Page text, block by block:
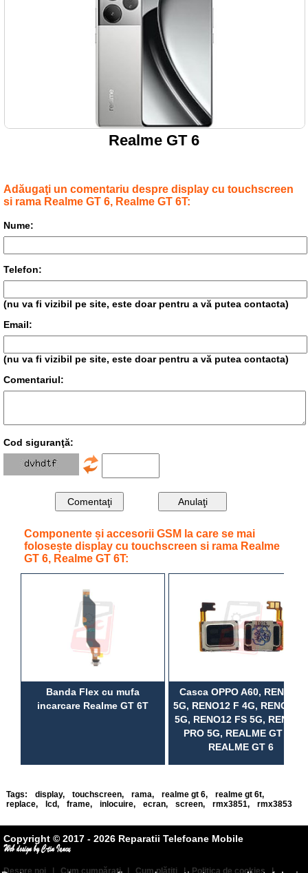
Realme GT 6
Adăugaţi un comentariu despre display cu touchscreen
si rama Realme GT 6, Realme GT 6T:
Nume:
Telefon:
(nu va fi vizibil pe site, este doar pentru a vă putea contacta)
Email:
(nu va fi vizibil pe site, este doar pentru a vă putea contacta)
Comentariul:
Cod siguranţă:
Componente și accesorii GSM la care se mai
folosește display cu touchscreen si rama Realme
GT 6, Realme GT 6T:
Banda Flex cu mufa
incarcare Realme GT 6T
Casca OPPO A60, RENO12
5G, RENO12 F 4G, RENO12 F
5G, RENO12 FS 5G, RENO12
PRO 5G, REALME GT 6T,
REALME GT 6
Tags: display, touchscreen, rama, realme gt 6, realme gt 6t,
replace, lcd, frame, inlocuire, ecran, screen, rmx3851, rmx3853
Copyright © 2017 - 2026 Reparatii Telefoane Mobile
Despre noi | Cum cumpăraţi | Cum plătiţi | Politica de cookies |